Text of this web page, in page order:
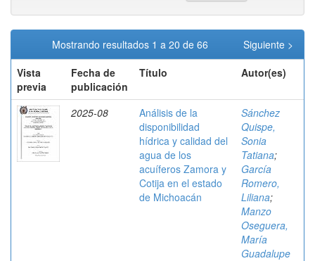
Mostrando resultados 1 a 20 de 66
Siguiente >
Vista
previa
Fecha de
publicación
Título Autor(es)
2025-08
Análisis de la
disponibilidad
hídrica y calidad del
agua de los
acuíferos Zamora y
Cotija en el estado
de Michoacán
Sánchez
Quispe,
Sonia
Tatiana;
García
Romero,
Liliana;
Manzo
Oseguera,
María
Guadalupe